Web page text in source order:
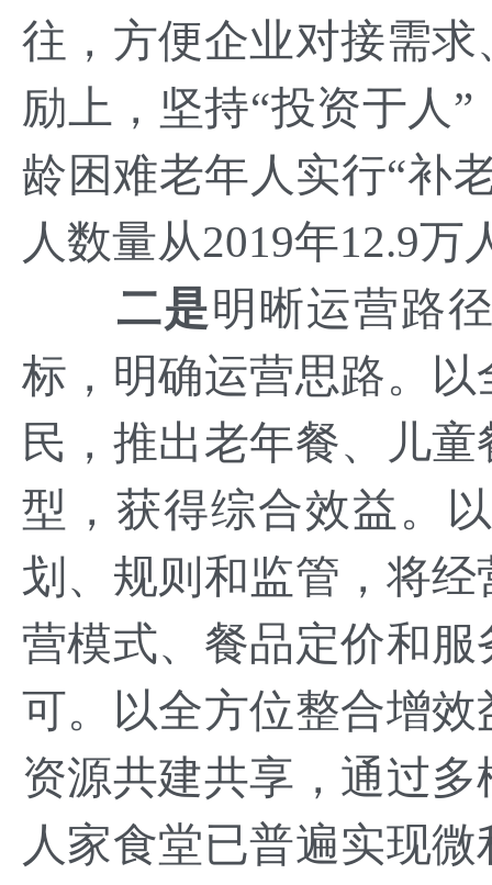
往，方便企业对接需
励上，坚持“投资于人
龄困难老年人实行“补
人数量从2019年12.9万
二是明晰运营路
标，明确运营思路。
民，推出老年餐、儿
型，获得综合效益。
划、规则和监管，将
营模式、餐品定价和
可。以全方位整合增
资源共建共享，通过
人家食堂已普遍实现